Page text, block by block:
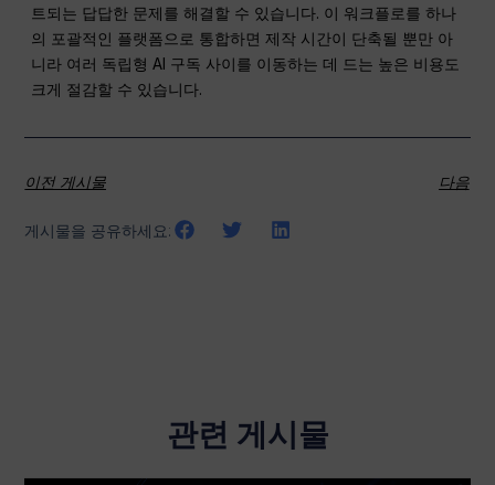
트되는 답답한 문제를 해결할 수 있습니다. 이 워크플로를 하나
의 포괄적인 플랫폼으로 통합하면 제작 시간이 단축될 뿐만 아
니라 여러 독립형 AI 구독 사이를 이동하는 데 드는 높은 비용도
크게 절감할 수 있습니다.
이전 게시물 다음
게시물을 공유하세요:
관련 게시물